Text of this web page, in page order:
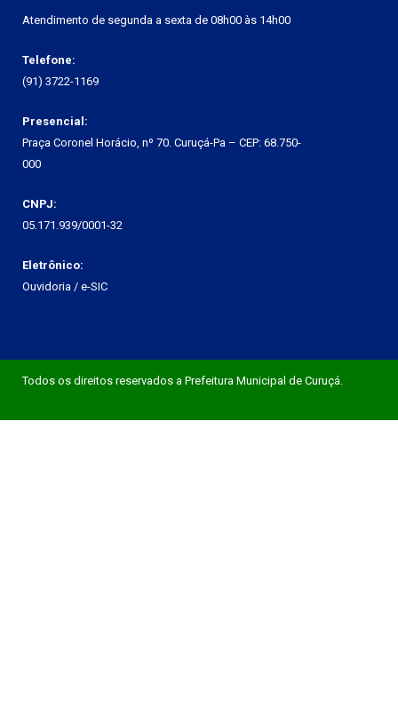
Atendimento de segunda a sexta de 08h00 às 14h00
Telefone:
(91) 3722-1169
Presencial:
Praça Coronel Horácio, nº 70. Curuçá-Pa – CEP: 68.750-
000
CNPJ:
05.171.939/0001-32
Eletrônico:
Ouvidoria / e-SIC
Todos os direitos reservados a Prefeitura Municipal de Curuçá.